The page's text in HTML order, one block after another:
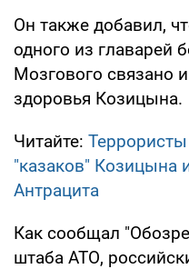
Он также добавил,
одного из главарей
Мозгового связано
здоровья Козицына.
Читайте:
"казаков" Козицына
Антрацита
Как сообщал
штаба АТО,